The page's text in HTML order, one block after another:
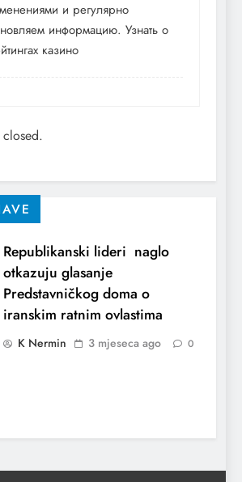
и регулярно
информацию. Узнать о
казино
closed.
Republikanski lideri naglo
otkazuju glasanje
Predstavničkog doma o
iranskim ratnim ovlastima
K Nermin 3 mjeseca ago 0